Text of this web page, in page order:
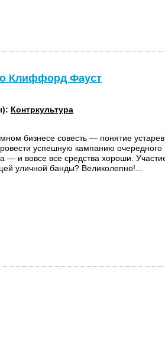
Клиффорд Фауст
Контркультура
бизнесе совесть — понятие
успешную кампанию
— и вовсе все средства хороши.
уличной банды? Великолепно!...